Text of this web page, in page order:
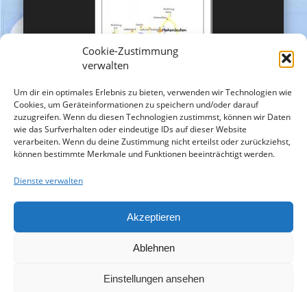
Cookie-Zustimmung
verwalten
Um dir ein optimales Erlebnis zu bieten, verwenden wir Technologien wie
Cookies, um Geräteinformationen zu speichern und/oder darauf
zuzugreifen. Wenn du diesen Technologien zustimmst, können wir Daten
wie das Surfverhalten oder eindeutige IDs auf dieser Website
verarbeiten. Wenn du deine Zustimmung nicht erteilst oder zurückziehst,
können bestimmte Merkmale und Funktionen beeinträchtigt werden.
Dienste verwalten
Akzeptieren
Ablehnen
Einstellungen ansehen